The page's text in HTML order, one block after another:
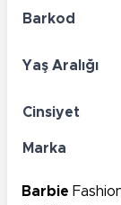
Barkod
Yaş Aralığı
Cinsiyet
Marka
Barbie